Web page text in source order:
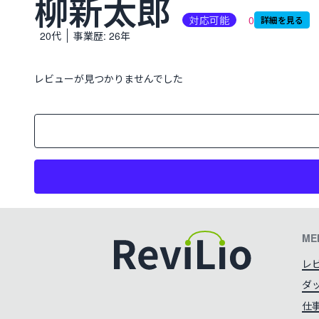
柳新太郎 対応可能 0 詳細を見る
生年月日:
20代 事業歴: 26年
レビューが見つかりませんでした
レ
ダ
仕